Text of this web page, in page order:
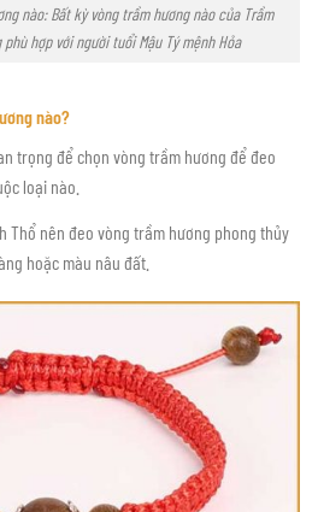
nào: Bất kỳ vòng trầm hương nào của Trầm
phù hợp với người tuổi Mậu Tý mệnh Hỏa
nào?
trọng để chọn vòng trầm hương để đeo
loại nào.
Thổ nên đeo vòng trầm hương phong thủy
hoặc màu nâu đất.